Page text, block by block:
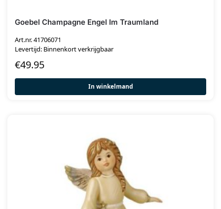
Goebel Champagne Engel Im Traumland
Art.nr. 41706071
Levertijd: Binnenkort verkrijgbaar
€49.95
In winkelmand